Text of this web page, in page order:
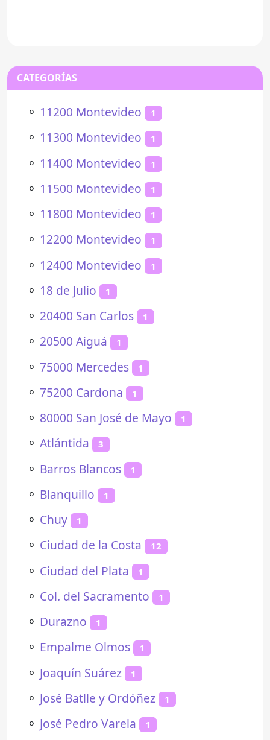
CATEGORÍAS
⚬ 11200 Montevideo 1
⚬ 11300 Montevideo 1
⚬ 11400 Montevideo 1
⚬ 11500 Montevideo 1
⚬ 11800 Montevideo 1
⚬ 12200 Montevideo 1
⚬ 12400 Montevideo 1
⚬ 18 de Julio 1
⚬ 20400 San Carlos 1
⚬ 20500 Aiguá 1
⚬ 75000 Mercedes 1
⚬ 75200 Cardona 1
⚬ 80000 San José de Mayo 1
⚬ Atlántida 3
⚬ Barros Blancos 1
⚬ Blanquillo 1
⚬ Chuy 1
⚬ Ciudad de la Costa 12
⚬ Ciudad del Plata 1
⚬ Col. del Sacramento 1
⚬ Durazno 1
⚬ Empalme Olmos 1
⚬ Joaquín Suárez 1
⚬ José Batlle y Ordóñez 1
⚬ José Pedro Varela 1